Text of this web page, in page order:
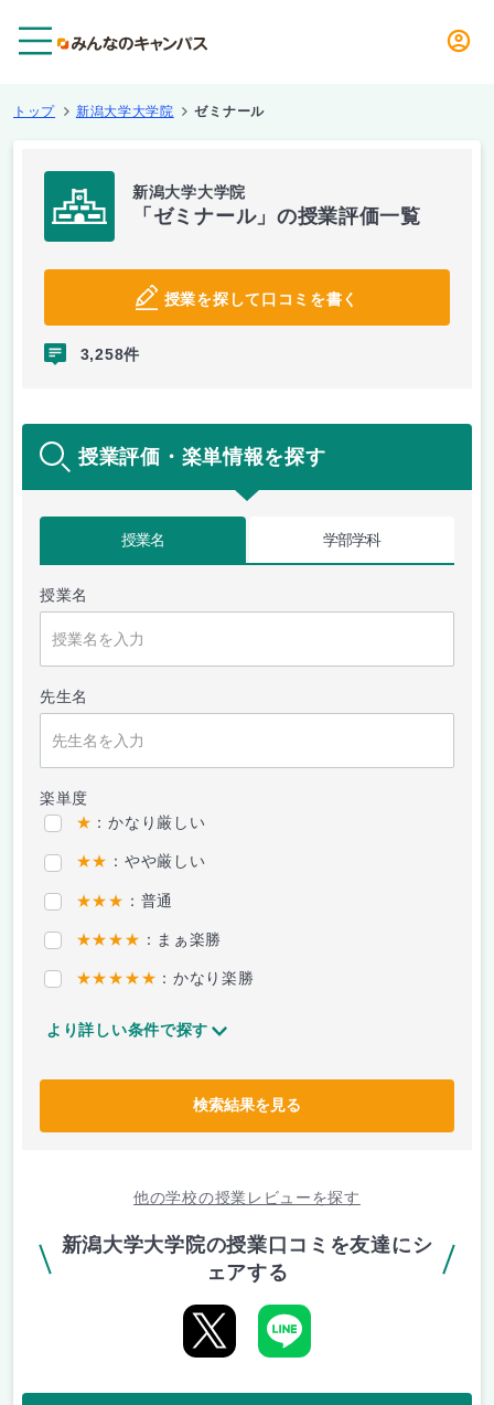
トップ 新潟大学大学院 ゼミナール
新潟大学大学院
「ゼミナール」の授業評価一覧
授業を探して口コミを書く
3,258件
授業評価・楽単情報を探す
授業名 学部学科
授業名
先生名
楽単度
★ ：かなり厳しい
★★ ：やや厳しい
★★★ ：普通
★★★★ ：まぁ楽勝
★★★★★ ：かなり楽勝
より詳しい条件で探す
検索結果を見る
他の学校の授業レビューを探す
新潟大学大学院の授業口コミを友達にシ
ェアする